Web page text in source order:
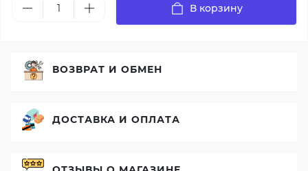
В корзину
ВОЗВРАТ И ОБМЕН
ДОСТАВКА И ОПЛАТА